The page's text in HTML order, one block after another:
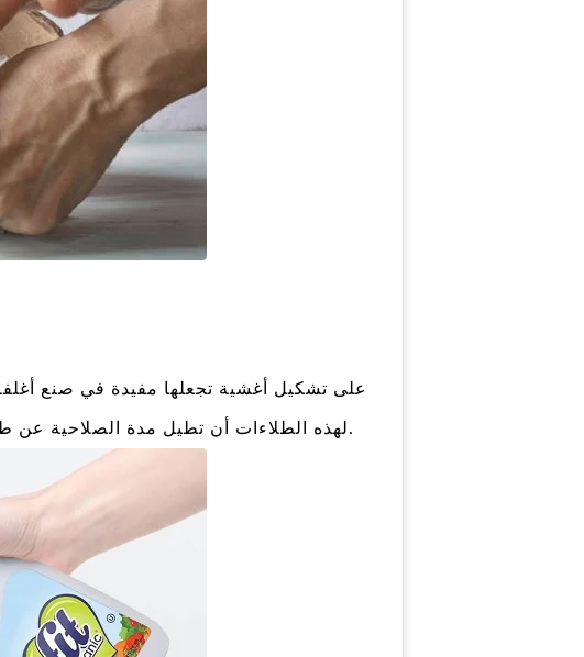
لهذه الطلاءات أن تطيل مدة الصلاحية عن طريق تقليل فقدان الماء وتوفير حاجز ضد التلوث الميكروبي.